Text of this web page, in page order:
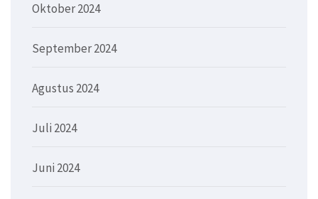
Oktober 2024
September 2024
Agustus 2024
Juli 2024
Juni 2024